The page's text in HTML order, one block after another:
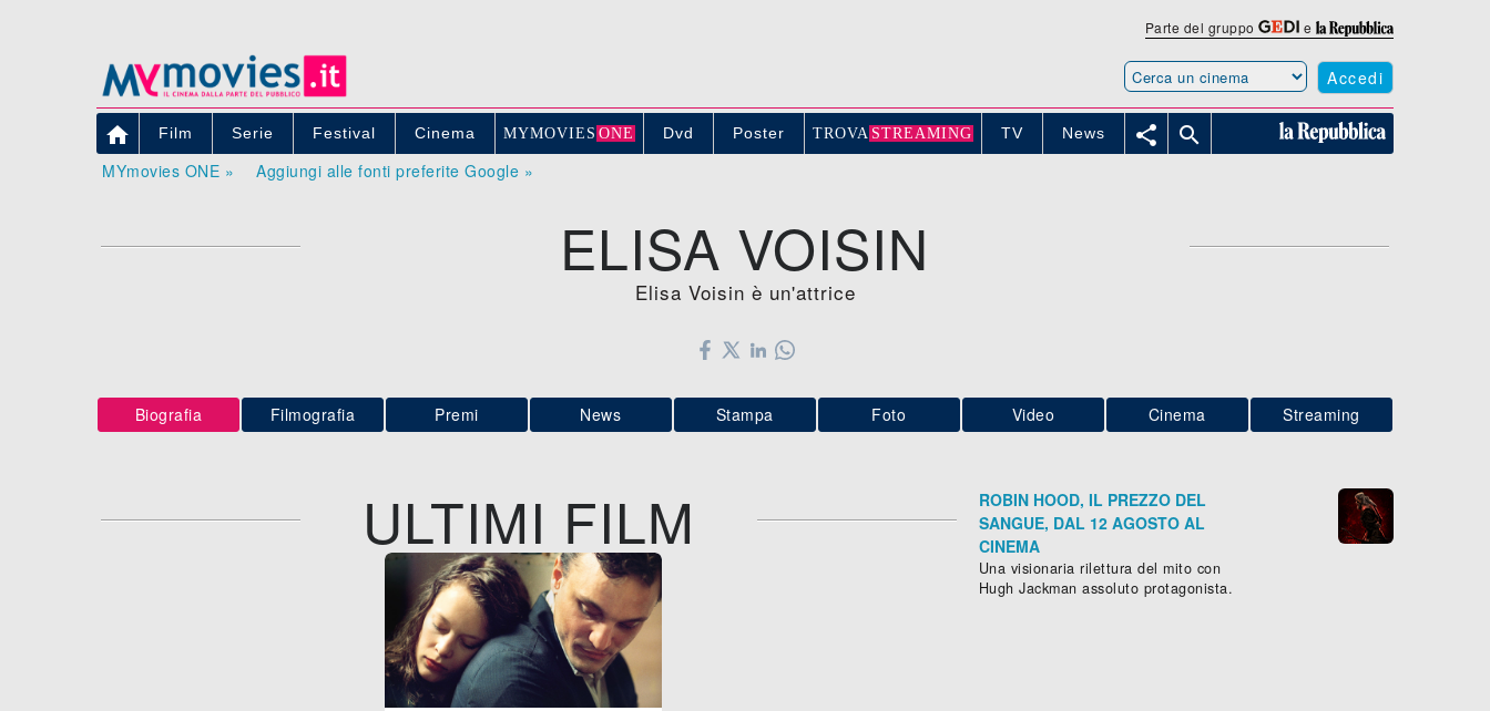
Parte del gruppo e
Accedi
 Film Serie Festival Cinema MYMOVIE S ONE Dvd Poster TROVA STREAMING TV News  
MYmovies ONE » Aggiungi alle fonti preferite Google »
ELISA VOISIN
Elisa Voisin è un'attrice
Biografia Filmografia Premi News Stampa Foto Video Cinema Streaming
ULTIMI FILM
ROBIN HOOD, IL PREZZO DEL
SANGUE, DAL 12 AGOSTO AL
CINEMA
Una visionaria rilettura del mito con
Hugh Jackman assoluto protagonista.